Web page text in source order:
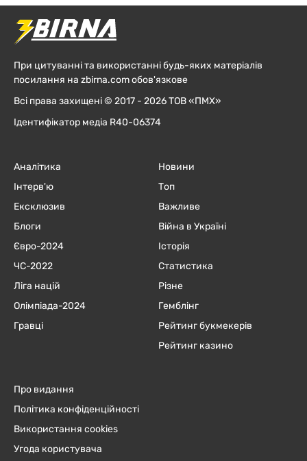
При цитуванні та використанні будь-яких матеріалів
посилання на zbirna.com обов'язкове
Всі права захищені © 2017 - 2026 ТОВ «ПМХ»
Ідентифікатор медіа R40-06374
Аналітика
Інтерв'ю
Ексклюзив
Блоги
Євро-2024
ЧC-2022
Ліга націй
Олімпіада-2024
Гравці
Новини
Топ
Важливе
Війна в Україні
Історія
Статистика
Різне
Гемблінг
Рейтинг букмекерів
Рейтинг казино
Про видання
Політика конфіденційності
Використання cookies
Угода користувача